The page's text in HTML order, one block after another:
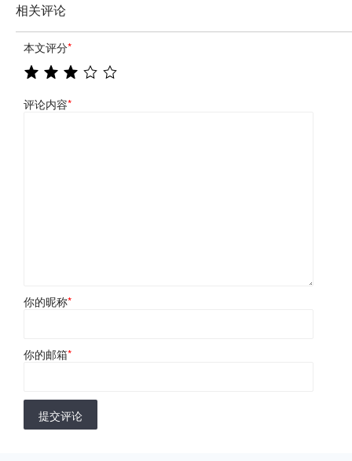
相关评论
本文评分*
评论内容*
你的昵称*
你的邮箱*
提交评论